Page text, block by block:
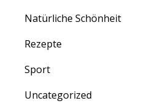
Natürliche Schönheit
Rezepte
Sport
Uncategorized